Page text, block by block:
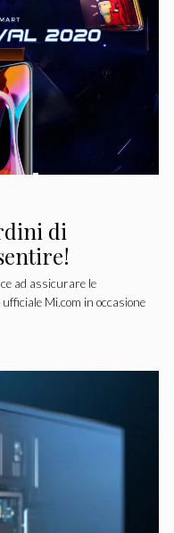
di
ad assicurare le
Mi.com in occasione